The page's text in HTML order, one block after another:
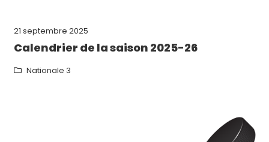
21 septembre 2025
Calendrier de la saison 2025-26
Nationale 3